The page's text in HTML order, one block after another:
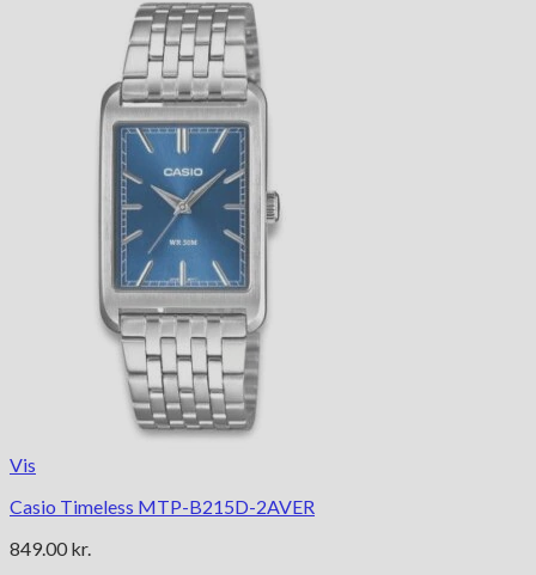
Vis
Casio Timeless MTP-B215D-2AVER
849.00 kr.